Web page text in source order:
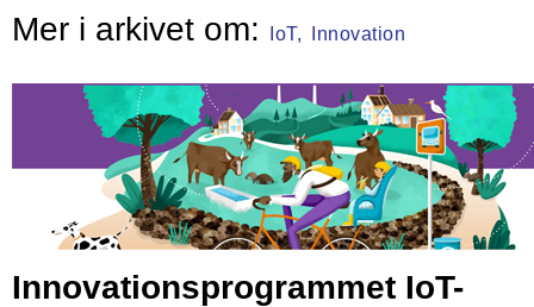
IoT, Innovation
Innovationsprogrammet IoT-